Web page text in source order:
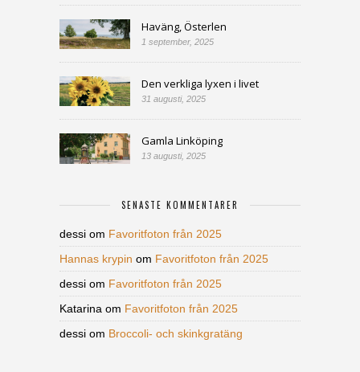
Haväng, Österlen
1 september, 2025
Den verkliga lyxen i livet
31 augusti, 2025
Gamla Linköping
13 augusti, 2025
SENASTE KOMMENTARER
dessi om Favoritfoton från 2025
Hannas krypin om Favoritfoton från 2025
dessi om Favoritfoton från 2025
Katarina om Favoritfoton från 2025
dessi om Broccoli- och skinkgratäng